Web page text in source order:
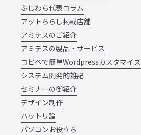
ふじわら代表コラム
アットちらし掲載店舗
アミテスのご紹介
アミテスの製品・サービス
コピペで簡単Wordpressカスタマイズ
システム開発的雑記
セミナーの御紹介
デザイン制作
ハットリ論
パソコンお役立ち